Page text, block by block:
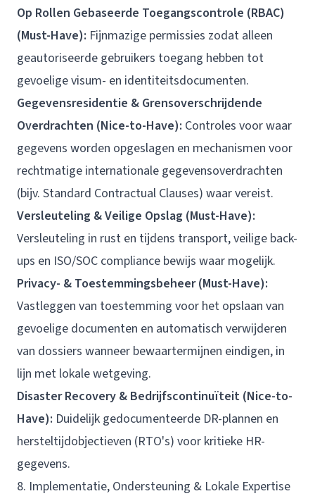
Op Rollen Gebaseerde Toegangscontrole (RBAC)
(Must-Have): Fijnmazige permissies zodat alleen
geautoriseerde gebruikers toegang hebben tot
gevoelige visum- en identiteitsdocumenten.
Gegevensresidentie & Grensoverschrijdende
Overdrachten (Nice-to-Have): Controles voor waar
gegevens worden opgeslagen en mechanismen voor
rechtmatige internationale gegevensoverdrachten
(bijv. Standard Contractual Clauses) waar vereist.
Versleuteling & Veilige Opslag (Must-Have):
Versleuteling in rust en tijdens transport, veilige back-
ups en ISO/SOC compliance bewijs waar mogelijk.
Privacy- & Toestemmingsbeheer (Must-Have):
Vastleggen van toestemming voor het opslaan van
gevoelige documenten en automatisch verwijderen
van dossiers wanneer bewaartermijnen eindigen, in
lijn met lokale wetgeving.
Disaster Recovery & Bedrijfscontinuïteit (Nice-to-
Have): Duidelijk gedocumenteerde DR-plannen en
hersteltijdobjectieven (RTO's) voor kritieke HR-
gegevens.
8. Implementatie, Ondersteuning & Lokale Expertise